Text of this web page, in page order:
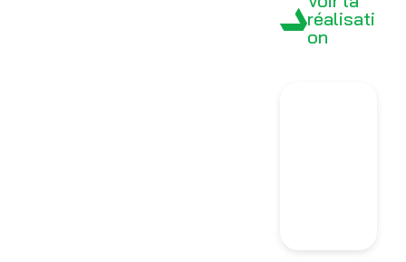
réalisati
on